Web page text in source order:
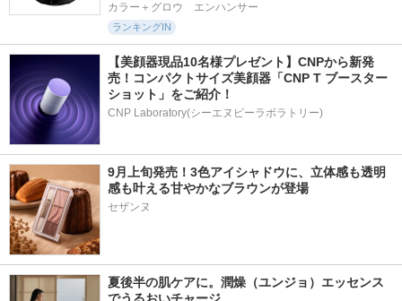
カラー＋グロウ　エンハンサー
ランキングIN
【美顔器現品10名様プレゼント】CNPから新発
売！コンパクトサイズ美顔器「CNP T ブースター
ショット」をご紹介！
CNP Laboratory(シーエヌピーラボラトリー)
9月上旬発売！3色アイシャドウに、立体感も透明
感も叶える甘やかなブラウンが登場
夏後半の肌ケアに。潤燥（ユンジョ）エッセンス